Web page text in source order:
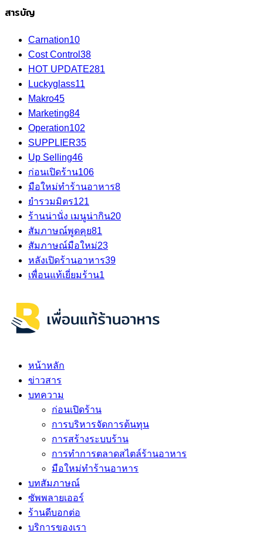
สารบัญ
Carnation10
Cost Control 38
HOT UPDATE281
Luckyglass11
Makro45
Marketing84
Operation102
SUPPLIER35
Up Selling46
ก่อนเปิดร้าน106
มือใหม่ทำร้านอาหาร8
ยำรวมมิตร121
ร้านน่านั่ง เมนูน่ากิน20
สัมภาษณ์พูดคุย81
สัมภาษณ์มือใหม่23
หลังเปิดร้านอาหาร39
เพื่อนแท้เยี่ยมร้าน1
หน้าหลัก
ข่าวสาร
บทความ
ก่อนเปิดร้าน
การบริหารจัดการต้นทุน
การสร้างระบบร้าน
การทำการตลาดสไตล์ร้านอาหาร
มือใหม่ทำร้านอาหาร
บทสัมภาษณ์
ซัพพลายเออร์
ร้านดีบอกต่อ
บริการของเรา